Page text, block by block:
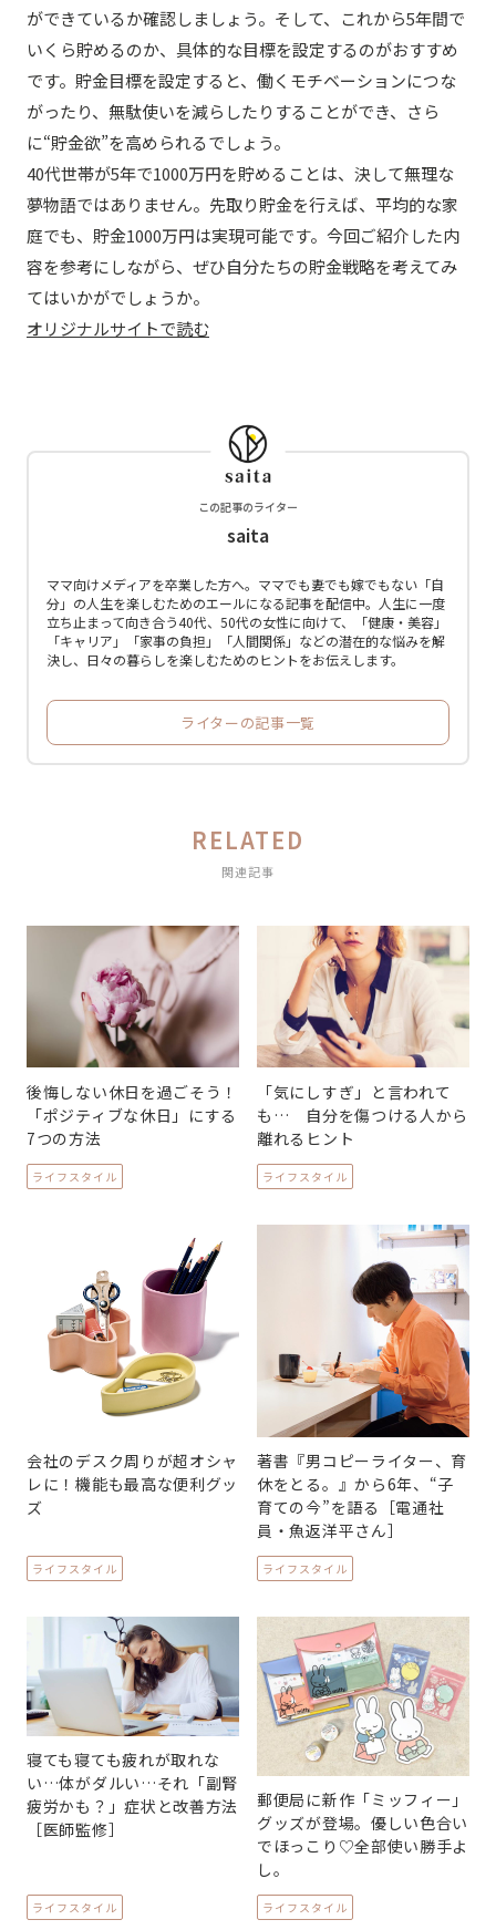
ができているか確認しましょう。そして、これから5年間で
いくら貯めるのか、具体的な目標を設定するのがおすすめ
です。貯金目標を設定すると、働くモチベーションにつな
がったり、無駄使いを減らしたりすることができ、さら
に“貯金欲”を高められるでしょう。
40代世帯が5年で1000万円を貯めることは、決して無理な
夢物語ではありません。先取り貯金を行えば、平均的な家
庭でも、貯金1000万円は実現可能です。今回ご紹介した内
容を参考にしながら、ぜひ自分たちの貯金戦略を考えてみ
てはいかがでしょうか。
オリジナルサイトで読む
この記事のライター
saita
ママ向けメディアを卒業した方へ。ママでも妻でも嫁でもない「自
分」の人生を楽しむためのエールになる記事を配信中。人生に一度
立ち止まって向き合う40代、50代の女性に向けて、「健康・美容」
「キャリア」「家事の負担」「人間関係」などの潜在的な悩みを解
決し、日々の暮らしを楽しむためのヒントをお伝えします。
ライターの記事一覧
RELATED
関連記事
後悔しない休日を過ごそう！
「ポジティブな休日」にする
7つの方法
ライフスタイル
「気にしすぎ」と言われて
も… 自分を傷つける人から
離れるヒント
ライフスタイル
会社のデスク周りが超オシャ
レに！機能も最高な便利グッ
ズ
ライフスタイル
著書『男コピーライター、育
休をとる。』から6年、“子
育ての今”を語る［電通社
員・魚返洋平さん］
ライフスタイル
寝ても寝ても疲れが取れな
い…体がダルい…それ「副腎
疲労かも？」症状と改善方法
［医師監修］
ライフスタイル
郵便局に新作「ミッフィー」
グッズが登場。優しい色合い
でほっこり♡全部使い勝手よ
し。
ライフスタイル